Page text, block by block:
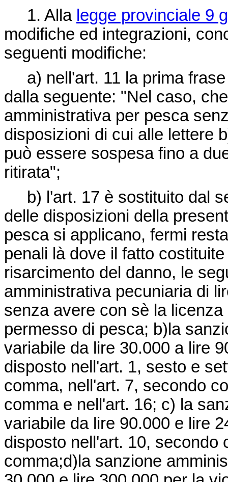
1. Alla legge provinciale 9
modifiche ed integrazioni,
seguenti modifiche:
a) nell'art. 11 la prima frase
dalla seguente: "Nel caso,
amministrativa per pesca
disposizioni di cui alle lettere
può essere sospesa fino a
ritirata";
b) l'art. 17 è sostituito dal
delle disposizioni della
pesca si applicano, fermi
penali là dove il fatto
risarcimento del danno, le
amministrativa pecuniaria di
senza avere con sè la
permesso di pesca; b)la
variabile da lire 30.000 a lire
disposto nell'art. 1, sesto e
comma, nell'art. 7, secondo
comma e nell'art. 16; c) la
variabile da lire 90.000 e lire
disposto nell'art. 10, secondo
comma;d)la sanzione